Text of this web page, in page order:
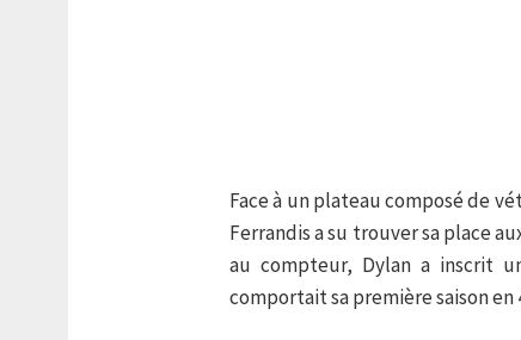
Face à un plateau composé de
Ferrandis a su trouver sa place
au compteur, Dylan a inscrit
comportait sa première saison